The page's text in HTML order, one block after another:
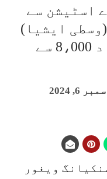
اسٹیشن سے
ایشیا)
ٹرینوں کی سالانہ تعداد 8،000 سے
6, 2024
ویغور